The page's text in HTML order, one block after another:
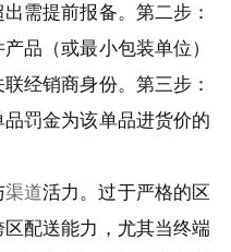
需提前报备。第二步：
品（或最小包装单位）
经销商身份。第三步：
罚金为该单品进货价的
渠道活力。过于严格的区
配送能力，尤其当终端